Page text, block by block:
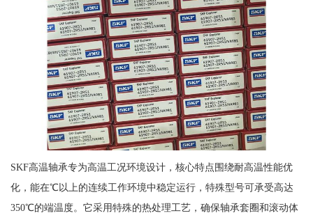
SKF高温轴承专为高温工况环境设计，核心特点围绕耐高温性能优
化，能在℃以上的连续工作环境中稳定运行，特殊型号可承受高达
350℃的端温度。它采用特殊的热处理工艺，确保轴承套圈和滚动体